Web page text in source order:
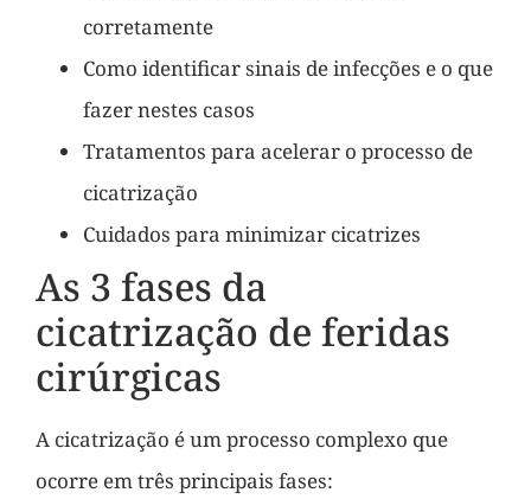
corretamente
Como identificar sinais de infecções e o que
fazer nestes casos
Tratamentos para acelerar o processo de
cicatrização
Cuidados para minimizar cicatrizes
As 3 fases da
cicatrização de feridas
cirúrgicas
A cicatrização é um processo complexo que
ocorre em três principais fases: